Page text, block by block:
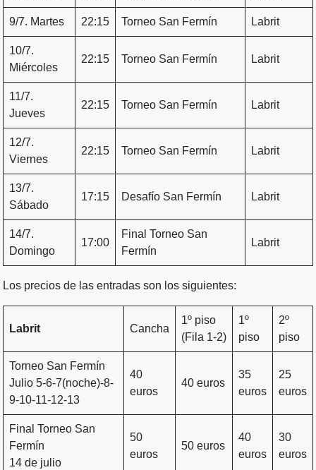
9/7. Martes 22:15 Torneo San Fermín Labrit
10/7.
Miércoles
22:15 Torneo San Fermín Labrit
11/7.
Jueves
22:15 Torneo San Fermín Labrit
12/7.
Viernes
22:15 Torneo San Fermín Labrit
13/7.
Sábado
17:15 Desafío San Fermín Labrit
14/7.
Domingo
17:00
Final Torneo San
Fermín
Labrit
Los precios de las entradas son los siguientes:
Labrit Cancha
1º piso
(Fila 1-2)
1º
piso
2º
piso
Torneo San Fermín
Julio 5-6-7(noche)-8-
9-10-11-12-13
40
euros
40 euros
35
euros
25
euros
Final Torneo San
Fermín
14 de julio
50
euros
50 euros
40
euros
30
euros